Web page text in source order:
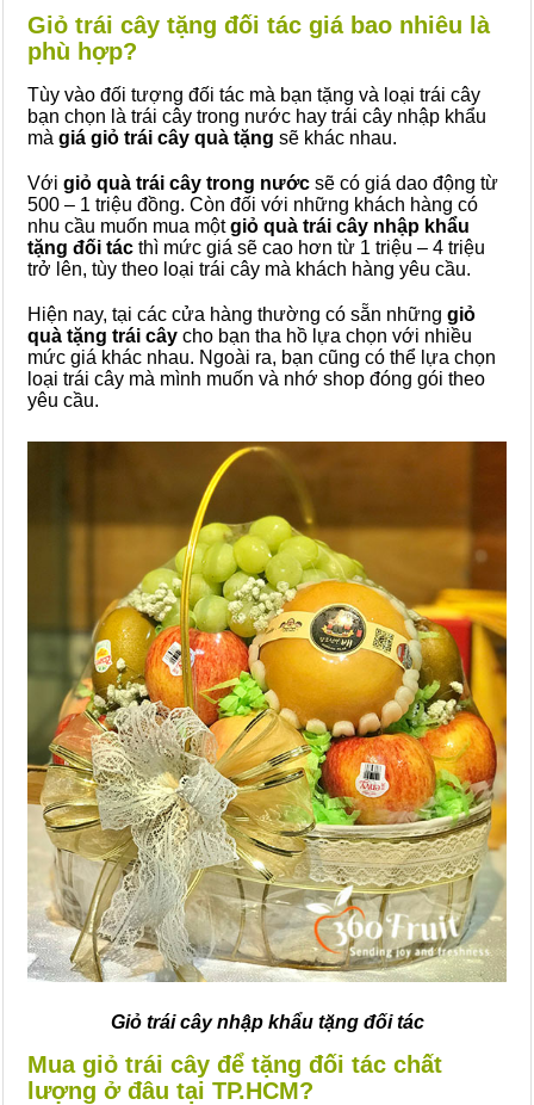
Giỏ trái cây tặng đối tác giá bao nhiêu là
phù hợp?
Tùy vào đối tượng đối tác mà bạn tặng và loại trái cây
bạn chọn là trái cây trong nước hay trái cây nhập khẩu
mà giá giỏ trái cây quà tặng sẽ khác nhau.
Với giỏ quà trái cây trong nước sẽ có giá dao động từ
500 – 1 triệu đồng. Còn đối với những khách hàng có
nhu cầu muốn mua mộtgiỏ quà trái cây nhập khẩu
tặng đối tác thì mức giá sẽ cao hơn từ 1 triệu – 4 triệu
trở lên, tùy theo loại trái cây mà khách hàng yêu cầu.
Hiện nay, tại các cửa hàng thường có sẵn những giỏ
quà tặng trái cây cho bạn tha hồ lựa chọn với nhiều
mức giá khác nhau. Ngoài ra, bạn cũng có thể lựa chọn
loại trái cây mà mình muốn và nhớ shop đóng gói theo
yêu cầu.
Giỏ trái cây nhập khẩu tặng đối tác
Mua giỏ trái cây để tặng đối tác chất
lượng ở đâu tại TP.HCM?